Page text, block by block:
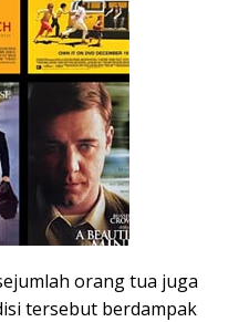
orang tua juga
tersebut berdampak